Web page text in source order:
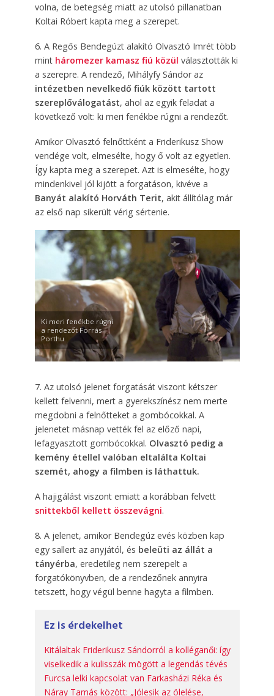
volna, de betegség miatt az utolsó pillanatban
Koltai Róbert kapta meg a szerepet.
6. A Regős Bendegúzt alakító Olvasztó Imrét több
mint háromezer kamasz fiú közül választották ki
a szerepre. A rendező, Mihályfy Sándor az
intézetben nevelkedő fiúk között tartott
szereplőválogatást, ahol az egyik feladat a
következő volt: ki meri fenékbe rúgni a rendezőt.
Amikor Olvasztó felnőttként a Friderikusz Show
vendége volt, elmesélte, hogy ő volt az egyetlen.
Így kapta meg a szerepet. Azt is elmesélte, hogy
mindenkivel jól kijött a forgatáson, kivéve a
Banyát alakító Horváth Terit, akit állítólag már
az első nap sikerült vérig sértenie.
Ki meri fenékbe rúgni
a rendezőt Forrás
Porthu
7. Az utolsó jelenet forgatását viszont kétszer
kellett felvenni, mert a gyerekszínész nem merte
megdobni a felnőtteket a gombócokkal. A
jelenetet másnap vették fel az előző napi,
lefagyasztott gombócokkal. Olvasztó pedig a
kemény étellel valóban eltalálta Koltai
szemét, ahogy a filmben is láthattuk.
A hajigálást viszont emiatt a korábban felvett
snittekből kellett összevágni.
8. A jelenet, amikor Bendegúz evés közben kap
egy sallert az anyjától, és beleüti az állát a
tányérba, eredetileg nem szerepelt a
forgatókönyvben, de a rendezőnek annyira
tetszett, hogy végül benne hagyta a filmben.
Ez is érdekelhet
Kitálaltak Friderikusz Sándorról a kolléganői: így
viselkedik a kulisszák mögött a legendás tévés
Furcsa lelki kapcsolat van Farkasházi Réka és
Náray Tamás között: „Jólesik az ölelése,